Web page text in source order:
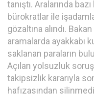
tanıştı. Aralarında
bürokratlar ile
gözaltına alındı.
aramalarda ayakkabı
saklanan paraların
Açılan yolsuzluk
takipsizlik kararıyla
hafızasından